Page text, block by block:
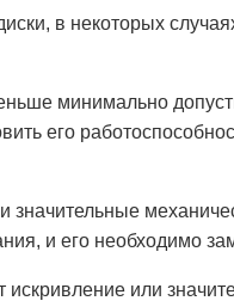
в некоторых
минимально
его
значительные
и его необходимо
или